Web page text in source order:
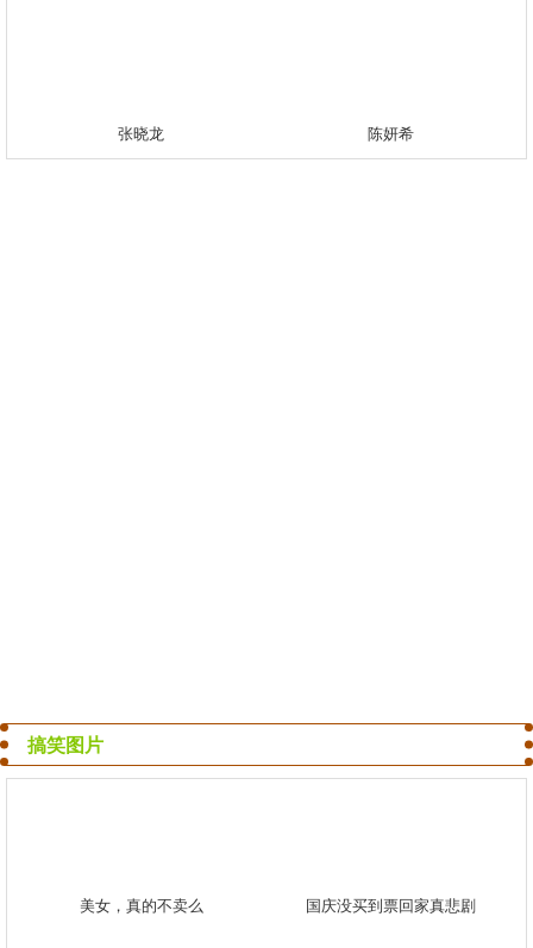
张晓龙 陈妍希
搞笑图片
美女，真的不卖么 国庆没买到票回家真悲剧